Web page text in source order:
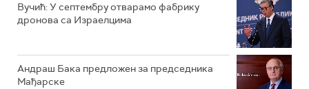
Вучић: У септембру отварамо фабрику
дронова са Израелцима
Андраш Бакa предложен за председника
Мађарске